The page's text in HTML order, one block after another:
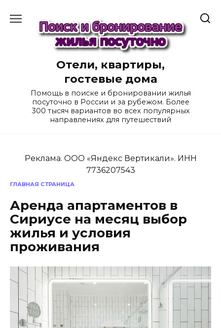
содержанию
Отели, квартиры,
гостевые дома
Помощь в поиске и бронировании жилья
посуточно в России и за рубежом. Более
300 тысяч вариантов во всех популярных
направлениях для путешествий
Реклама. ООО «Яндекс Вертикали». ИНН
7736207543
ГЛАВНАЯ СТРАНИЦА
Аренда апартаментов в
Сириусе на месяц выбор
жилья и условия
проживания